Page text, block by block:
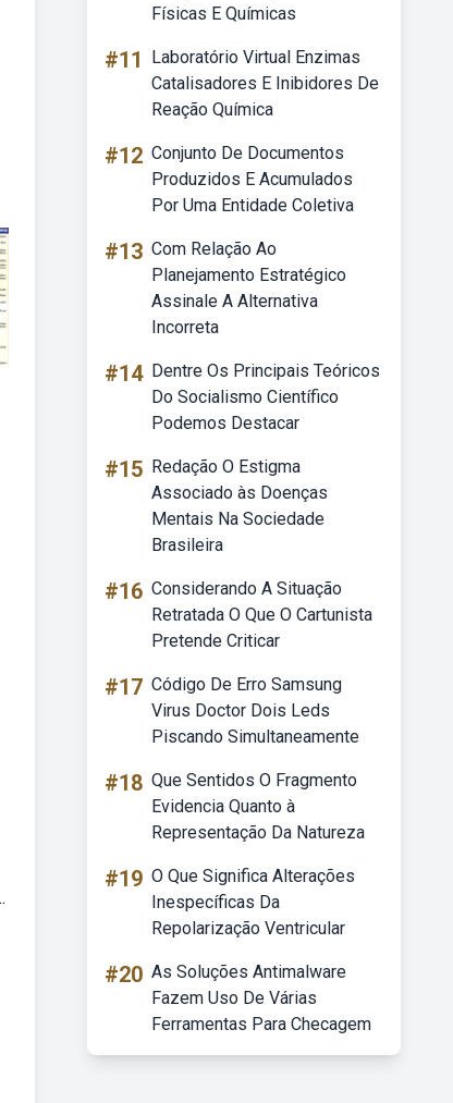
Físicas E Químicas
#11
Laboratório Virtual Enzimas
Catalisadores E Inibidores De
Reação Química
#12 Conjunto De Documentos
Produzidos E Acumulados
Por Uma Entidade Coletiva
#13 Com Relação Ao
Planejamento Estratégico
Assinale A Alternativa
Incorreta
#14 Dentre Os Principais Teóricos
Do Socialismo Científico
Podemos Destacar
#15 Redação O Estigma
Associado às Doenças
Mentais Na Sociedade
Brasileira
#16 Considerando A Situação
Retratada O Que O Cartunista
Pretende Criticar
#17 Código De Erro Samsung
Virus Doctor Dois Leds
Piscando Simultaneamente
#18 Que Sentidos O Fragmento
Evidencia Quanto à
Representação Da Natureza
#19 O Que Significa Alterações
Inespecíficas Da
Repolarização Ventricular
#20 As Soluções Antimalware
Fazem Uso De Várias
Ferramentas Para Checagem